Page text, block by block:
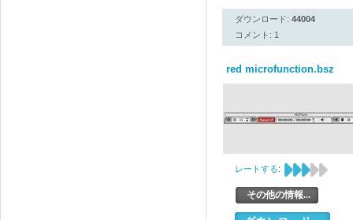
ダウンロード: 44004
コメント: 1
red microfunction.bsz
レートする:
その他の情報...